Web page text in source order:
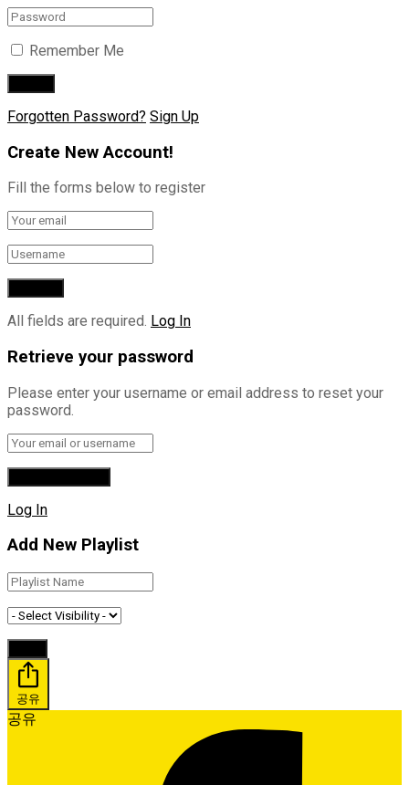
Remember Me
Forgotten Password? Sign Up
Create New Account!
Fill the forms below to register
All fields are required. Log In
Retrieve your password
Please enter your username or email address to reset your
password.
Log In
Add New Playlist
공유
공유